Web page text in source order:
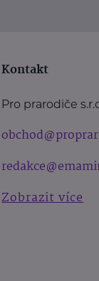
Kontakt
Pro prarodiče
Zobrazit více